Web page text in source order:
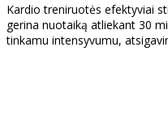
Kardio treniruotės efektyviai
gerina nuotaiką atliekant 30
tinkamu intensyvumu,